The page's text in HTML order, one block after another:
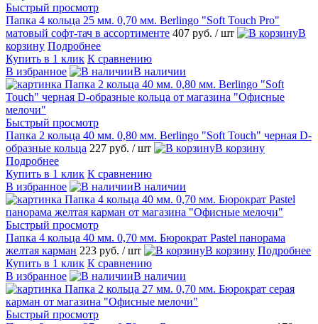
Быстрый просмотр
Папка 4 кольца 25 мм. 0,70 мм. Berlingo "Soft Touch Pro"
матовый софт-тач в ассортименте 407 руб. / шт
В
корзину Подробнее
Купить в 1 клик К сравнению
В избранное
В наличии
Быстрый просмотр
Папка 2 кольца 40 мм. 0,80 мм. Berlingo "Soft Touch" черная D-
образные кольца 227 руб. / шт
В корзину
Подробнее
Купить в 1 клик К сравнению
В избранное
В наличии
Быстрый просмотр
Папка 4 кольца 40 мм. 0,70 мм. Бюрократ Pastel панорама
желтая карман 223 руб. / шт В корзину Подробнее
Купить в 1 клик К сравнению
В избранное
В наличии
Быстрый просмотр